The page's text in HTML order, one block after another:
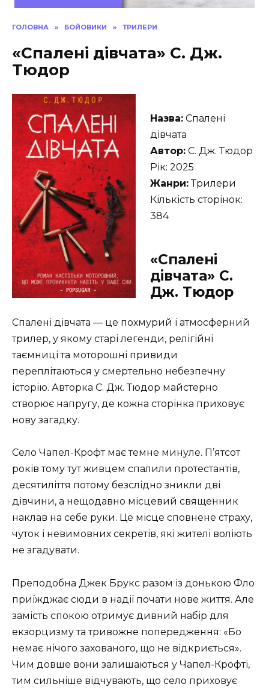
ГОЛОВНА » БОЙОВИКИ » ТРИЛЕРИ
«Спалені дівчата» С. Дж.
Тюдор
Назва: Спалені
дівчата
Автор: С. Дж. Тюдор
Рік: 2025
Жанри:Трилери
Кількість сторінок:
384
«Спалені
дівчата» С.
Дж. Тюдор
Спалені дівчата — це похмурий і атмосферний
трилер, у якому старі легенди, релігійні
таємниці та моторошні привиди
переплітаються у смертельно небезпечну
історію. Авторка С. Дж. Тюдор майстерно
створює напругу, де кожна сторінка приховує
нову загадку.
Село Чапел-Крофт має темне минуле. П’ятсот
років тому тут живцем спалили протестантів,
десятиліття потому безслідно зникли дві
дівчини, а нещодавно місцевий священник
наклав на себе руки. Це місце сповнене страху,
чуток і невимовних секретів, які жителі воліють
не згадувати.
Преподобна Джек Брукс разом із донькою Фло
приїжджає сюди в надії почати нове життя. Але
замість спокою отримує дивний набір для
екзорцизму та тривожне попередження: «Бо
немає нічого захованого, що не відкриється».
Чим довше вони залишаються у Чапел-Крофті,
тим сильніше відчувають, що село приховує